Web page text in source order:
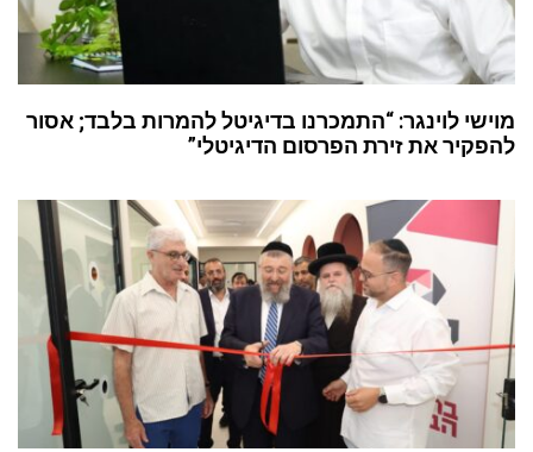
מוישי לוינגר: “התמכרנו בדיגיטל להמרות בלבד; אסור
להפקיר את זירת הפרסום הדיגיטלי”